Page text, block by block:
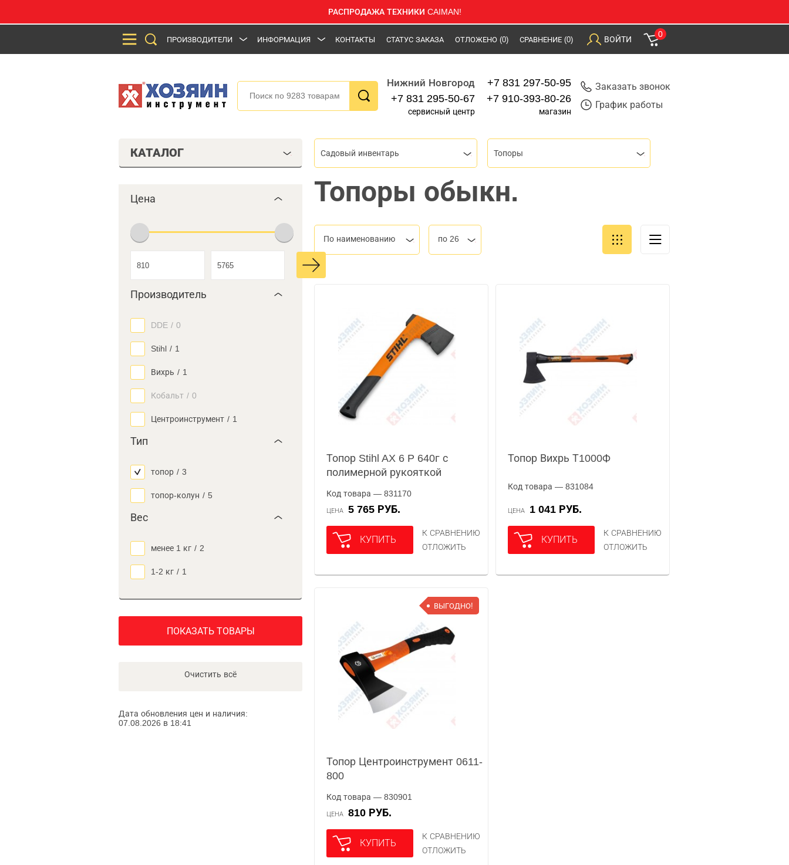
РАСПРОДАЖА ТЕХНИКИ CAIMAN!
ПРОИЗВОДИТЕЛИ ИНФОРМАЦИЯ КОНТАКТЫ СТАТУС ЗАКАЗА ОТЛОЖЕНО (0) СРАВНЕНИЕ (0) ВОЙТИ
0
Нижний Новгород
+7 831 295-50-67
сервисный центр
+7 831 297-50-95
+7 910-393-80-26
магазин
Заказать звонок
График работы
КАТАЛОГ
Цена
Производитель
DDE / 0
Stihl / 1
Вихрь / 1
Кобальт / 0
Центроинструмент / 1
Тип
топор / 3
топор-колун / 5
Вес
менее 1 кг / 2
1-2 кг / 1
ПОКАЗАТЬ ТОВАРЫ
Очистить всё
Дата обновления цен и наличия:
07.08.2026 в 18:41
Садовый инвентарь Топоры
Топоры обыкн.
По наименованию по 26
Топор Stihl AX 6 P 640г с
полимерной рукояткой
Код товара — 831170
ЦЕНА 5 765 РУБ.
КУПИТЬ
К СРАВНЕНИЮ
ОТЛОЖИТЬ
Топор Вихрь Т1000Ф
Код товара — 831084
ЦЕНА 1 041 РУБ.
КУПИТЬ
К СРАВНЕНИЮ
ОТЛОЖИТЬ
ВЫГОДНО!
Топор Центроинструмент 0611-
800
Код товара — 830901
ЦЕНА 810 РУБ.
КУПИТЬ
К СРАВНЕНИЮ
ОТЛОЖИТЬ